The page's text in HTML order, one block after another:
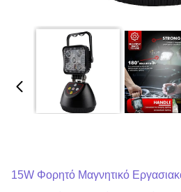
15W Φορητό Μαγνητικό